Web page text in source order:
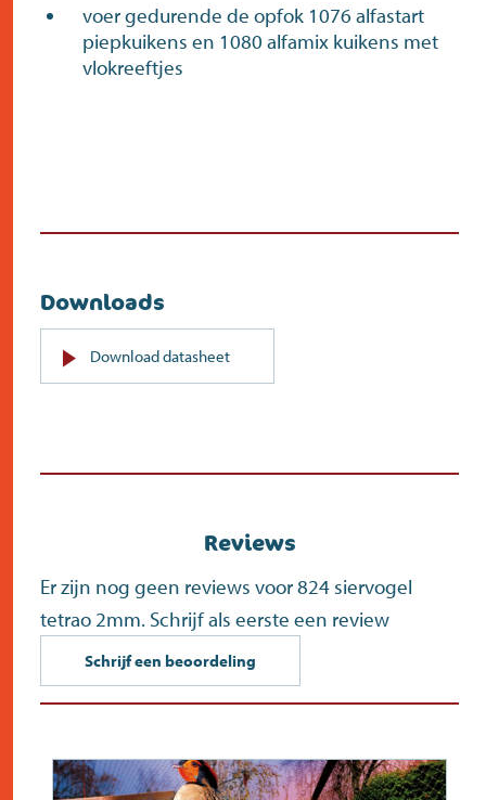
voer gedurende de opfok 1076 alfastart
piepkuikens en 1080 alfamix kuikens met
vlokreeftjes
Downloads
Download datasheetPDF
(opent
Reviews
Er zijn nog geen reviews voor 824 siervogel
tetrao 2mm. Schrijf als eerste een review
Schrijf een beoordeling